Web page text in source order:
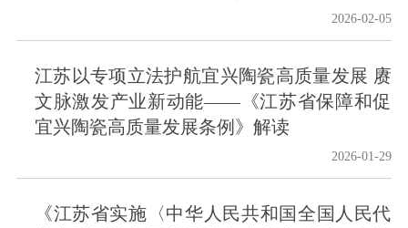
2026-02-05
江苏以专项立法护航宜兴陶瓷高质量发展 赓
文脉激发产业新动能——《江苏省保障和促
宜兴陶瓷高质量发展条例》解读
2026-01-29
《江苏省实施〈中华人民共和国全国人民代